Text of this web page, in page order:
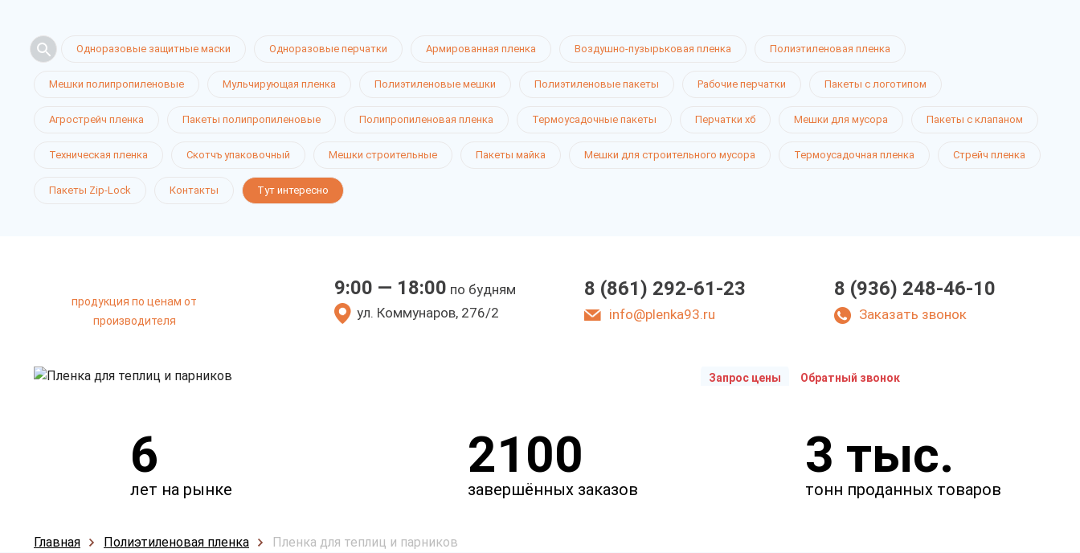
Одноразовые защитные маски Одноразовые перчатки Армированная пленка Воздушно-пузырьковая пленка Полиэтиленовая пленка
Мешки полипропиленовые Мульчирующая пленка Полиэтиленовые мешки Полиэтиленовые пакеты Рабочие перчатки Пакеты с логотипом
Агрострейч пленка Пакеты полипропиленовые Полипропиленовая пленка Термоусадочные пакеты Перчатки хб Мешки для мусора Пакеты с клапаном
Техническая пленка Скотчъ упаковочный Мешки строительные Пакеты майка Мешки для строительного мусора Термоусадочная пленка Стрейч пленка
Пакеты Zip-Lock Контакты Тут интересно
продукция по ценам от
производителя
9:00 — 18:00 по будням
ул. Коммунаров, 276/2
8 (861) 292-61-23
info@plenka93.ru
8 (936) 248-46-10
Заказать звонок
Пленка для теплиц
только приятные цены
Запрос цены Обратный звонок
Укажите параметры
Чтобы мы смогли рассчитать
стоимость товаров.
6
лет на рынке
2100
завершённых заказов
3 тыс.
тонн проданных товаров
Главная Полиэтиленовая пленка Пленка для теплиц и парников